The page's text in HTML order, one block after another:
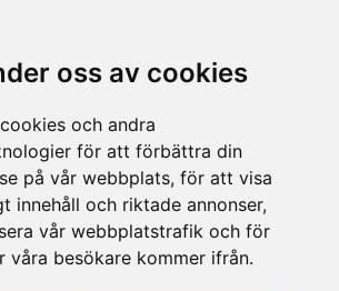
oss av cookies
och andra
för att förbättra din
på vår webbplats, för att visa
innehåll och riktade annonser,
vår webbplatstrafik och för
våra besökare kommer ifrån.